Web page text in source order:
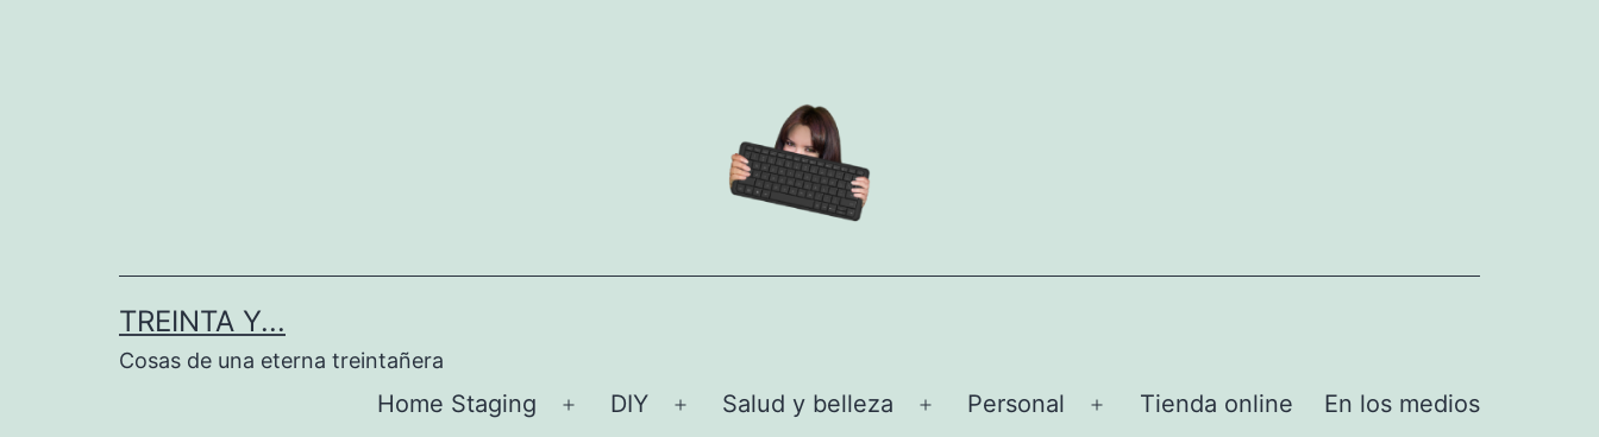
TREINTA Y...
Cosas de una eterna treintañera
Home Staging
Abrir
DIY
Abrir
Salud y belleza
Abrir
Personal
Abrir
Tienda online En los medios